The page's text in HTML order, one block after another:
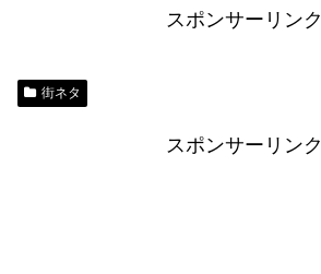
スポンサーリンク
街ネタ
スポンサーリンク